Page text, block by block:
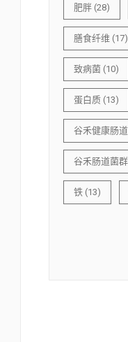
肥胖 (28)
膳食纤维 (17)
致病菌 (10)
蛋白质 (13)
谷禾健康肠
谷禾肠道菌
铁 (13)